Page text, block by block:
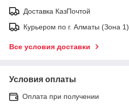
Доставка КазПочтой
Курьером по г. Алматы (Зона 1)
Все условия доставки
Условия оплаты
Оплата при получении